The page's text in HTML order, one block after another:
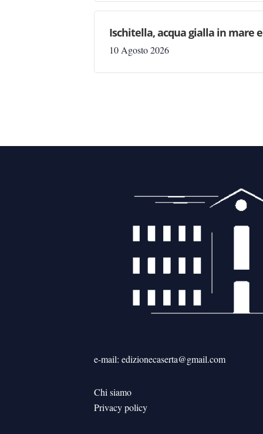
Ischitella, acqua gialla in mare
10 Agosto 2026
e-mail: edizionecaserta@gmail.com
Chi siamo
Privacy policy